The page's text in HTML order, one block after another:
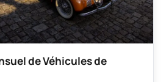
de Véhicules de